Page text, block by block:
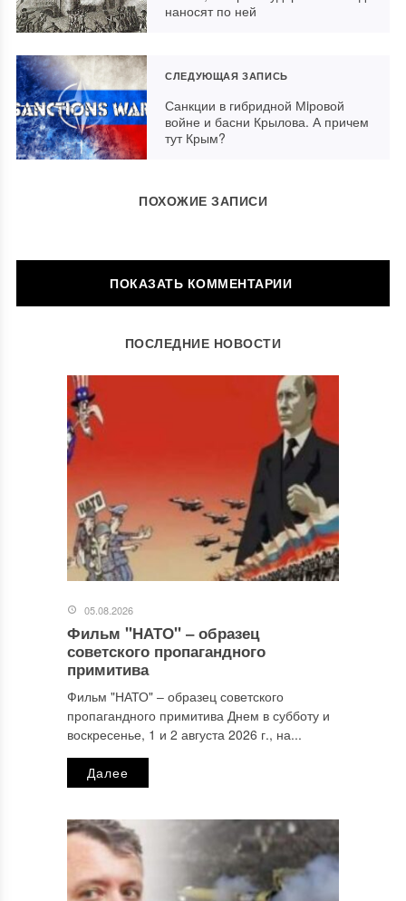
наносят по ней
СЛЕДУЮЩАЯ ЗАПИСЬ
Санкции в гибридной Мiровой
войне и басни Крылова. А причем
тут Крым?
ПОХОЖИЕ ЗАПИСИ
21.08.2018 в 17:37
Для психиатра такая летопись слишком эмоциональна и,
поэтому не совсем объективна. Столыпин обесилил
правые течения? - А кто назначил Столыпина? Генерал
Алексеев участвовал в заговоре? А кто назначил генерала
Алексеева? Как и командующих фронтами? А кто следил
за школой и университетом, где и зрела революция? И что
особенно необъяснимо - ни слова о роли Церкви в
свержении Царя и революции, и также о подвиге белых
героев, искупивших своей кровью, и своей борьбой, свои
ОСТАВИТЬ КОММЕНТАРИЙ
Ваш адрес email не будет опубликован.
помечены*
Комментарий*
ПОСЛЕДНИЕ НОВОСТИ
05.08.2026
Фильм "НАТО" ‒ образец
советского пропагандного
примитива
Фильм "НАТО" ‒ образец советского
пропагандного примитива Днем в субботу и
воскресенье, 1 и 2 августа 2026 г., на...
Далее